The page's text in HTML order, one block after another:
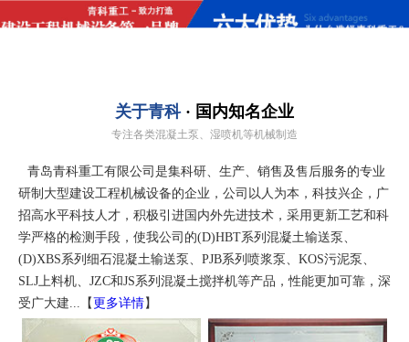
关于青科· 国内知名企业
专注各类混凝土泵、湿喷机等机械制造
青岛青科重工有限公司是集科研、生产、销售及售后服务的专业
研制大型建设工程机械设备的企业，公司以人为本，科技兴企，广
招高水平科技人才，积极引进国内外先进技术，采用更新工艺和科
学严格的检测手段，使我公司的(D)HBT系列混凝土输送泵、
(D)XBS系列细石混凝土输送泵、PJB系列喷浆泵、KOS污泥泵、
SLJ上料机、JZC和JS系列混凝土搅拌机等产品，性能更加可靠，深
受广大建...【更多详情】